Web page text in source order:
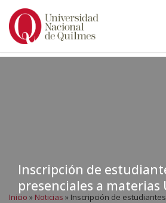
Ir
Inscripción de
presenciales a materias
Inicio » Noticias » Inscripción de